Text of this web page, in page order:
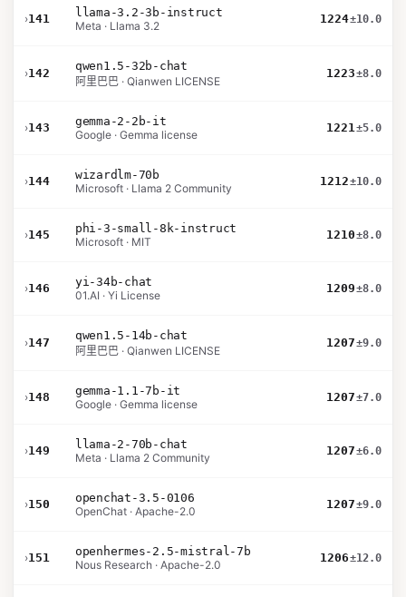
›141
llama-3.2-3b-instruct
Meta · Llama 3.2
1224±10.0
›142
qwen1.5-32b-chat
阿里巴巴 · Qianwen LICENSE
1223±8.0
›143
gemma-2-2b-it
Google · Gemma license
1221±5.0
›144
wizardlm-70b
Microsoft · Llama 2 Community
1212±10.0
›145
phi-3-small-8k-instruct
Microsoft · MIT
1210±8.0
›146
yi-34b-chat
01.AI · Yi License
1209±8.0
›147
qwen1.5-14b-chat
阿里巴巴 · Qianwen LICENSE
1207±9.0
›148
gemma-1.1-7b-it
Google · Gemma license
1207±7.0
›149
llama-2-70b-chat
Meta · Llama 2 Community
1207±6.0
›150
openchat-3.5-0106
OpenChat · Apache-2.0
1207±9.0
›151
openhermes-2.5-mistral-7b
Nous Research · Apache-2.0
1206±12.0